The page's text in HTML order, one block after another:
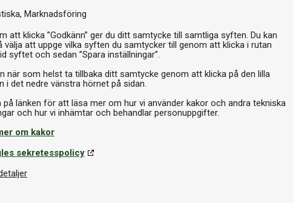
Marknadsföring
att klicka ”Godkänn” ger du ditt samtycke till samtliga syften. Du kan
välja att uppge vilka syften du samtycker till genom att klicka i rutan
syftet och sedan ”Spara inställningar”.
när som helst ta tillbaka ditt samtycke genom att klicka på den lilla
i det nedre vänstra hörnet på sidan.
på länken för att läsa mer om hur vi använder kakor och andra tekniska
om kakor
sekretesspolicy
exceptionell
både erfarna spelare och
Rider III är det bästa
när det gäller design, kvalitet
och stabil ram,
spel. För att anpassa
Om produkten